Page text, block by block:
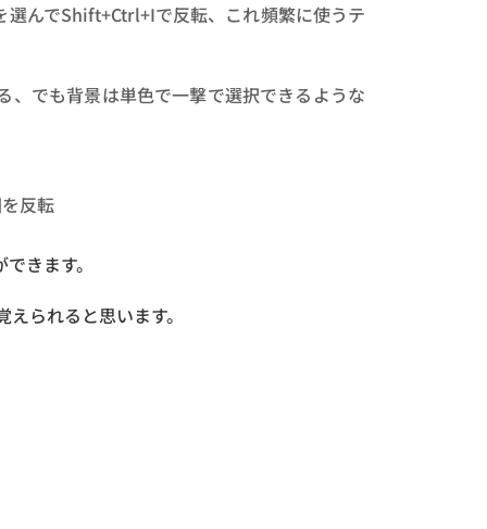
選んでShift+Ctrl+Iで反転、これ頻繁に使うテ
、でも背景は単色で一撃で選択できるような
反転
きます。
られると思います。